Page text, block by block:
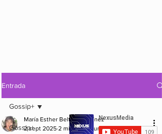
Entrada
Gossip+
Gossip+
María Esther Beltrán Martínez
2 sept 2025 2 min de lectura